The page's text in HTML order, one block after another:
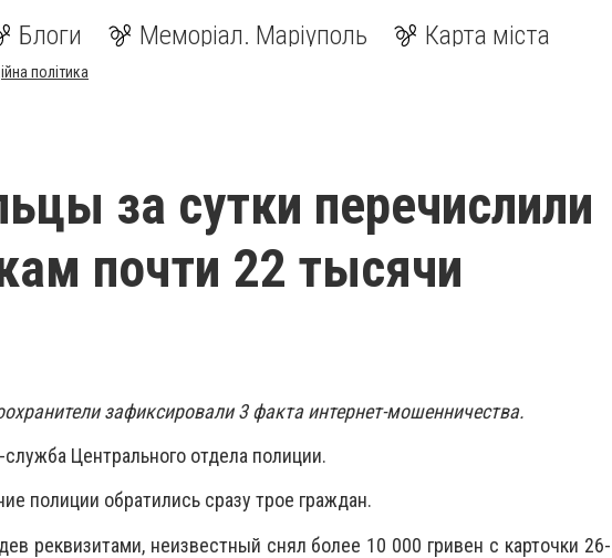
Блоги Меморіал. Маріуполь Карта міста
політика
за сутки перечислили
почти 22 тысячи
зафиксировали 3 факта интернет-мошенничества.
Центрального отдела полиции.
полиции обратились сразу трое граждан.
реквизитами, неизвестный снял более 10 000 гривен с карточки 26-